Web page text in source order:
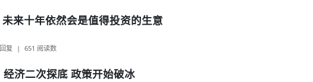
来十年依然会是值得投资的生意
复 | 651 阅读数
济二次探底 政策开始破冰